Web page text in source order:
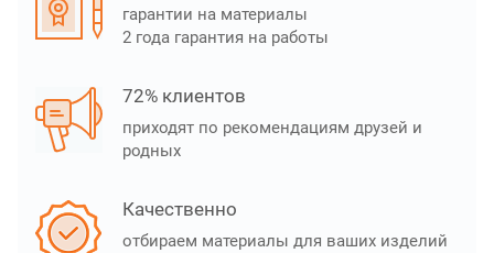
гарантии на материалы
2 года гарантия на работы
72% клиентов
приходят по рекомендациям друзей и
родных
Качественно
отбираем материалы для ваших изделий